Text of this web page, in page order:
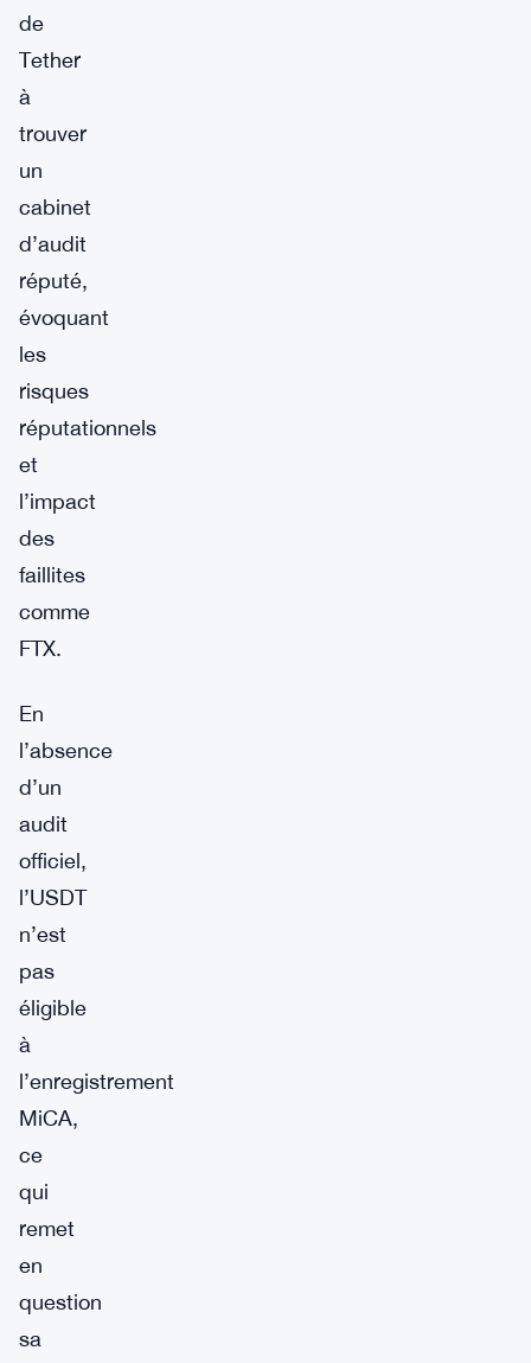
de
Tether
à
trouver
un
cabinet
d’audit
réputé,
évoquant
les
risques
réputationnels
et
l’impact
des
faillites
comme
FTX.
En
l’absence
d’un
audit
officiel,
l’USDT
n’est
pas
éligible
à
l’enregistrement
MiCA,
ce
qui
remet
en
question
sa